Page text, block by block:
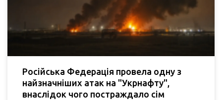
Російська Федерація провела одну з
найзначніших атак на "Укрнафту",
внаслідок чого постраждало сім